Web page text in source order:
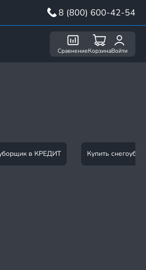
8 (800) 600-42-54
СравнениеКорзинаВойти
в КРЕДИТ Купить